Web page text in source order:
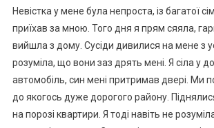
Невістка у мене була непроста, із багатої
приїхав за мною. Того дня я прям сяяла,
вийшла з дому. Сусіди дивилися на мене з
розуміла, що вони заз дрять мені. Я сіла у
автомобіль, син мені притримав двері. Ми
до якогось дуже дорогого району.
на порозі квартири. Я тоді навіть не